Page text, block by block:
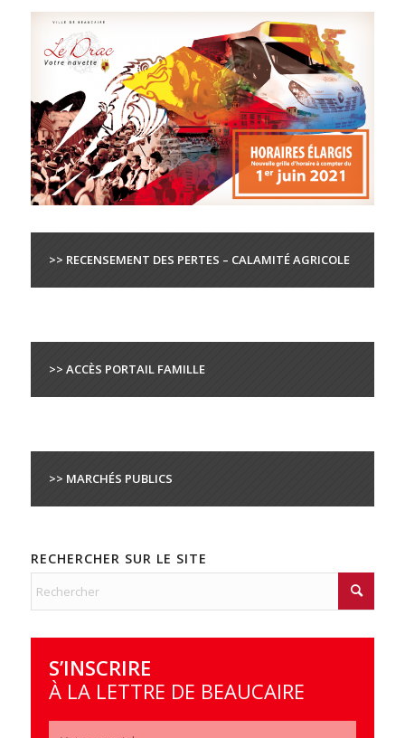
>> RECENSEMENT DES PERTES – CALAMITÉ AGRICOLE
>> ACCÈS PORTAIL FAMILLE
>> MARCHÉS PUBLICS
RECHERCHER SUR LE SITE
S’INSCRIRE
À LA LETTRE DE BEAUCAIRE